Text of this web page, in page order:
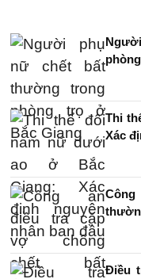
Thi
Xác
Công
Điều